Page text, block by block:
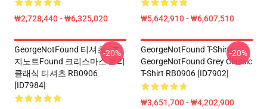
₩2,728,440 - ₩6,325,020 ₩5,642,910 - ₩6,607,510
GeorgeNotFound 티셔츠 - 조
지노트Found 크리스마스 트리
클래식 티셔츠 RB0906
[ID7984]
-20%
GeorgeNotFound T-Shirts -
GeorgeNotFound Grey Classic
T-Shirt RB0906 [ID7902]
₩3,651,700 - ₩4,202,900
-20%